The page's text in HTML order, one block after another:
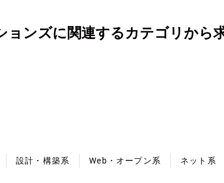
ョンズに関連するカテゴリから
設計・構築系 Web・オープン系 ネット系